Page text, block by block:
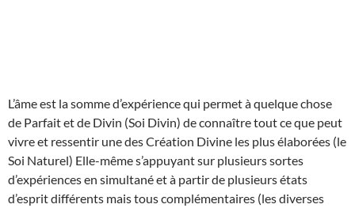
L’âme est la somme d’expérience qui permet à quelque chose
de Parfait et de Divin (Soi Divin) de connaître tout ce que peut
vivre et ressentir une des Création Divine les plus élaborées (le
Soi Naturel) Elle-même s’appuyant sur plusieurs sortes
d’expériences en simultané et à partir de plusieurs états
d’esprit différents mais tous complémentaires (les diverses